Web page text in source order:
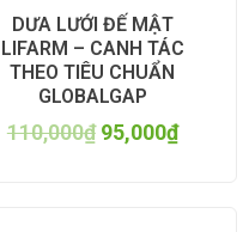
DƯA LƯỚI ĐẾ MẬT
LIFARM – CANH TÁC
THEO TIÊU CHUẨN
GLOBALGAP
110,000₫ 95,000₫